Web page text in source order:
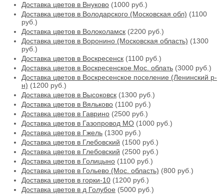
Доставка цветов в Внуково (1000 руб.)
Доставка цветов в Володарского (Московская обл) (1100
руб.)
Доставка цветов в Волоколамск (2200 руб.)
Доставка цветов в Воронино (Московская область) (1300
руб.)
Доставка цветов в Воскресенск (1100 руб.)
Доставка цветов в Воскресенское Мос. облать (3000 руб.)
Доставка цветов в Воскресенское поселение (Ленинский р-
н) (1200 руб.)
Доставка цветов в Высоковск (1300 руб.)
Доставка цветов в Вяльково (1100 руб.)
Доставка цветов в Гаврино (2500 руб.)
Доставка цветов в Газопровод МО (1000 руб.)
Доставка цветов в Гжель (1300 руб.)
Доставка цветов в Глебовский (1500 руб.)
Доставка цветов в Глебовский (2500 руб.)
Доставка цветов в Голицыно (1100 руб.)
Доставка цветов в Гольево (Мос. область) (800 руб.)
Доставка цветов в горки-10 (1200 руб.)
Доставка цветов в д Голубое (5000 руб.)